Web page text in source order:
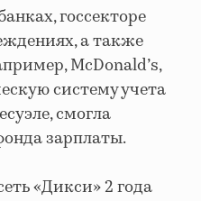
госсекторе
а также
McDonald’s,
систему учета
смогла
зарплаты.
«Дикси» 2 года